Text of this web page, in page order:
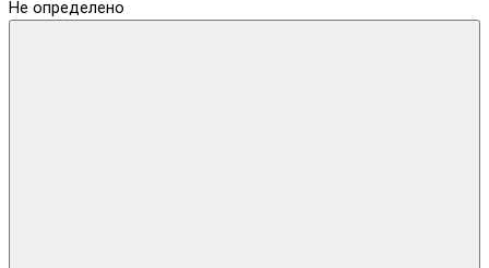
Не определено